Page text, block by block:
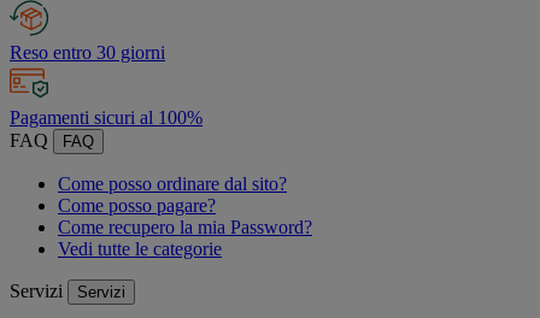
Reso entro 30 giorni
Pagamenti sicuri al 100%
FAQ
FAQ
Come posso ordinare dal sito?
Come posso pagare?
Come recupero la mia Password?
Vedi tutte le categorie
Servizi Servizi